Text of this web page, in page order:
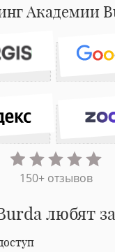
Академии
150+ отзывов
любят